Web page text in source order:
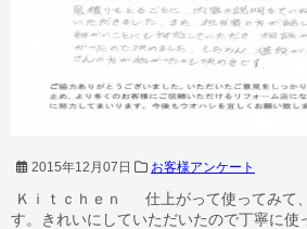
2015年12月07日 お客様アンケート
Ｋｉｔｃｈｅｎ 仕上がって使ってみて
す。きれいにしていただいたので丁寧に使